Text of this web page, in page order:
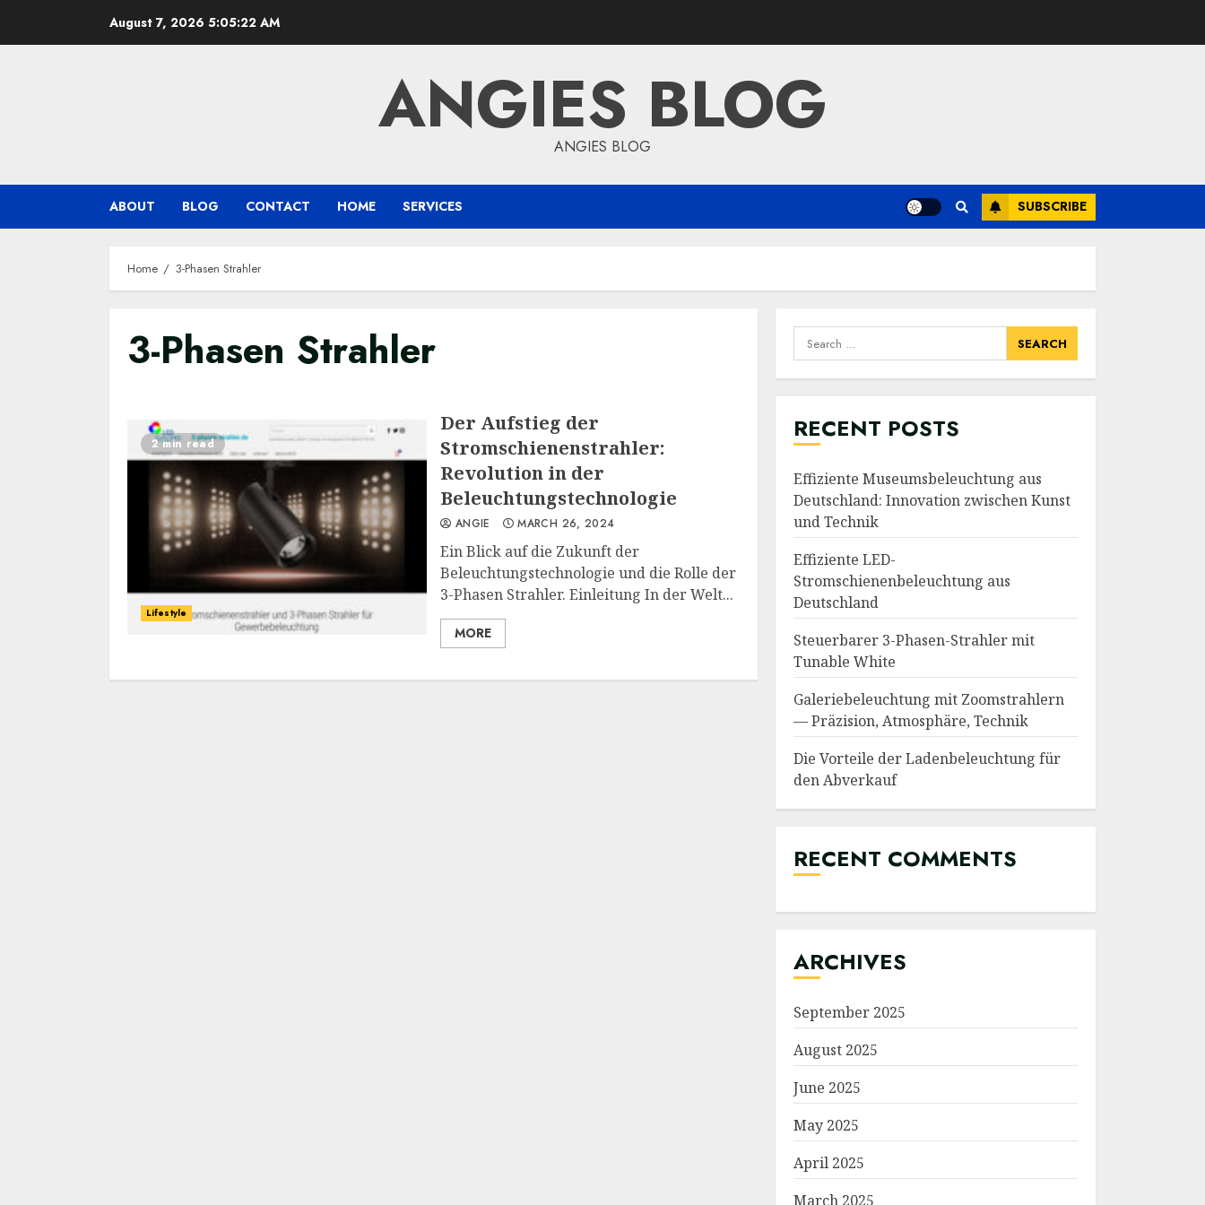
August 7, 2026 5:05:23 AM
ANGIES BLOG
ANGIES BLOG
ABOUT BLOG CONTACT HOME SERVICES SUBSCRIBE
Home 3-Phasen Strahler
3-Phasen Strahler
2 min read
Lifestyle
Der Aufstieg der
Stromschienenstrahler:
Revolution in der
Beleuchtungstechnologie
ANGIE MARCH 26, 2024
Ein Blick auf die Zukunft der
Beleuchtungstechnologie und die Rolle der
3-Phasen Strahler. Einleitung In der Welt...
MORE
Search
for:
RECENT POSTS
Effiziente Museumsbeleuchtung aus
Deutschland: Innovation zwischen Kunst
und Technik
Effiziente LED-
Stromschienenbeleuchtung aus
Deutschland
Steuerbarer 3-Phasen-Strahler mit
Tunable White
Galeriebeleuchtung mit Zoomstrahlern
— Präzision, Atmosphäre, Technik
Die Vorteile der Ladenbeleuchtung für
den Abverkauf
RECENT COMMENTS
ARCHIVES
September 2025
August 2025
June 2025
May 2025
April 2025
March 2025